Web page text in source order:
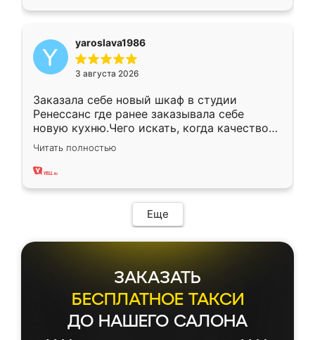
yaroslava1986
3 августа 2026
Заказала себе новый шкаф в студии
Ренессанс где ранее заказывала себе
новую кухню.Чего искать, когда качеством
вполне довольна. Служит кухня уже почти
два года, нареканий нет.
Читать полностью
Еще
ЗАКАЗАТЬ
БЕСПЛАТНОЕ ТАКСИ
ДО НАШЕГО САЛОНА